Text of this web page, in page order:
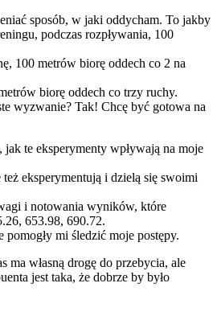
sposób, w jaki oddycham. To jakby
podczas rozpływania, 100
100 metrów biorę oddech co 2 na
biorę oddech co trzy ruchy.
wyzwanie? Tak! Chcę być gotowa na
jak te eksperymenty wpływają na moje
eksperymentują i dzielą się swoimi
i notowania wyników, które
653.98, 690.72.
mi śledzić moje postępy.
ma własną drogę do przebycia, ale
jest taka, że dobrze by było